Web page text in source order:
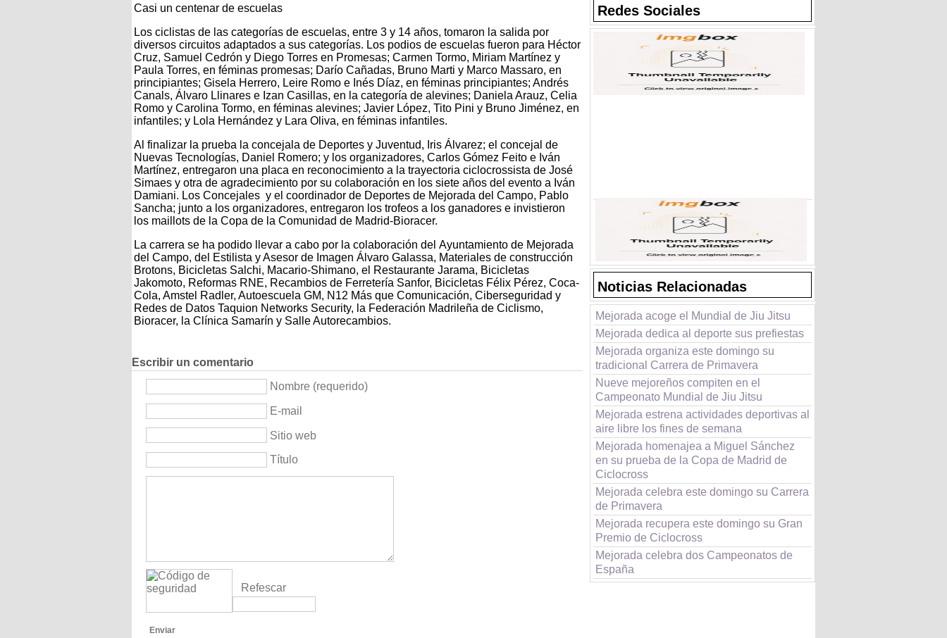
Casi un centenar de escuelas
Los ciclistas de las categorías de escuelas, entre 3 y 14 años, tomaron la salida por
diversos circuitos adaptados a sus categorías. Los podios de escuelas fueron para Héctor
Cruz, Samuel Cedrón y Diego Torres en Promesas; Carmen Tormo, Miriam Martínez y
Paula Torres, en féminas promesas; Darío Cañadas, Bruno Marti y Marco Massaro, en
principiantes; Gisela Herrero, Leire Romo e Inés Díaz, en féminas principiantes; Andrés
Canals, Álvaro Llinares e Izan Casillas, en la categoría de alevines; Daniela Arauz, Celia
Romo y Carolina Tormo, en féminas alevines; Javier López, Tito Pini y Bruno Jiménez, en
infantiles; y Lola Hernández y Lara Oliva, en féminas infantiles.
Al finalizar la prueba la concejala de Deportes y Juventud, Iris Álvarez; el concejal de
Nuevas Tecnologías, Daniel Romero; y los organizadores, Carlos Gómez Feito e Iván
Martínez, entregaron una placa en reconocimiento a la trayectoria ciclocrossista de José
Simaes y otra de agradecimiento por su colaboración en los siete años del evento a Iván
Damiani. Los Concejales y el coordinador de Deportes de Mejorada del Campo, Pablo
Sancha; junto a los organizadores, entregaron los trofeos a los ganadores e invistieron
los maillots de la Copa de la Comunidad de Madrid-Bioracer.
La carrera se ha podido llevar a cabo por la colaboración del Ayuntamiento de Mejorada
del Campo, del Estilista y Asesor de Imagen Álvaro Galassa, Materiales de construcción
Brotons, Bicicletas Salchi, Macario-Shimano, el Restaurante Jarama, Bicicletas
Jakomoto, Reformas RNE, Recambios de Ferretería Sanfor, Bicicletas Félix Pérez, Coca-
Cola, Amstel Radler, Autoescuela GM, N12 Más que Comunicación, Ciberseguridad y
Redes de Datos Taquion Networks Security, la Federación Madrileña de Ciclismo,
Bioracer, la Clínica Samarín y Salle Autorecambios.
Escribir un comentario
Nombre (requerido)
E-mail
Sitio web
Título
Refescar
Enviar
Redes Sociales
Noticias Relacionadas
Mejorada acoge el Mundial de Jiu Jitsu
Mejorada dedica al deporte sus prefiestas
Mejorada organiza este domingo su
tradicional Carrera de Primavera
Nueve mejoreños compiten en el
Campeonato Mundial de Jiu Jitsu
Mejorada estrena actividades deportivas al
aire libre los fines de semana
Mejorada homenajea a Miguel Sánchez
en su prueba de la Copa de Madrid de
Ciclocross
Mejorada celebra este domingo su Carrera
de Primavera
Mejorada recupera este domingo su Gran
Premio de Ciclocross
Mejorada celebra dos Campeonatos de
España